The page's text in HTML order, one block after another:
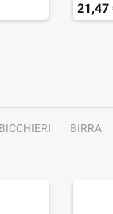
21,47
BICCHIERI BIRRA